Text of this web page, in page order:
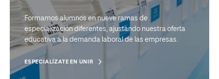
Formamos alumnos en nueve ramas de
especialización diferentes, ajustando nuestra oferta
educativa a la demanda laboral de las empresas.
ESPECIALÍZATE EN UNIR